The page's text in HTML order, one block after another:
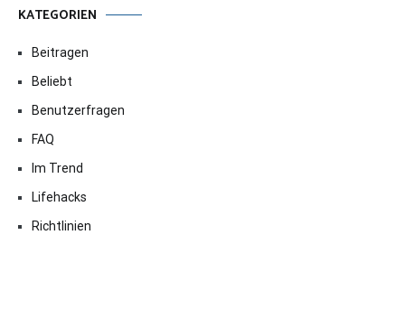
KATEGORIEN
Beitragen
Beliebt
Benutzerfragen
FAQ
Im Trend
Lifehacks
Richtlinien